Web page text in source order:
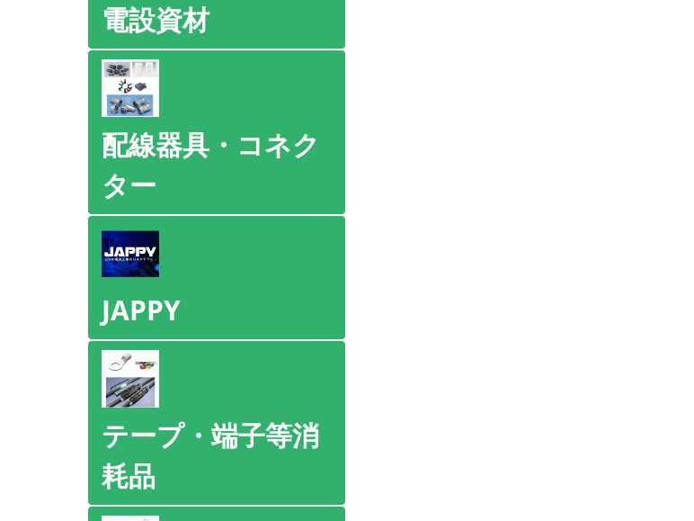
電設資材
配線器具・コネク
ター
JAPPY
テープ・端子等消
耗品